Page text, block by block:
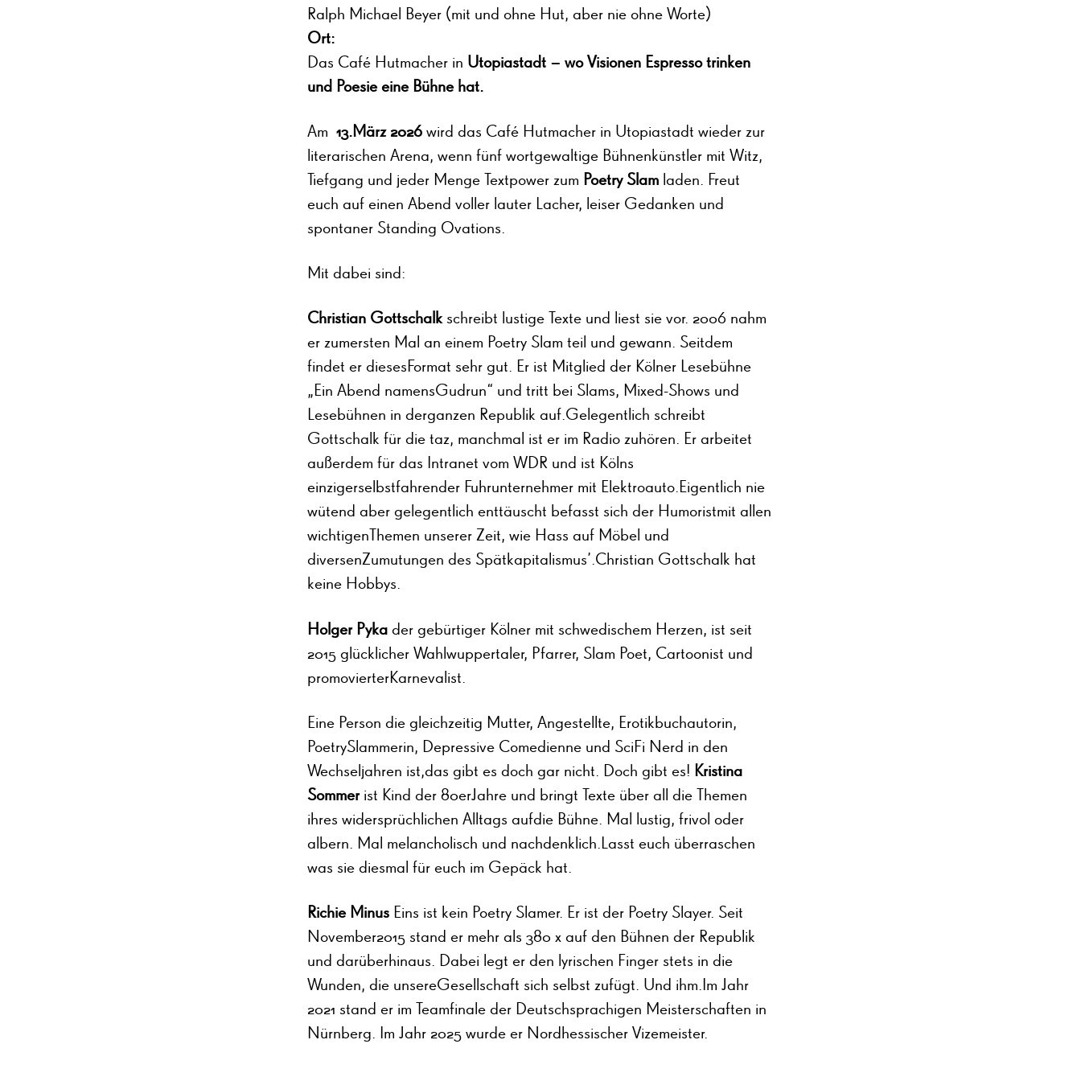
Ralph Michael Beyer (mit und ohne Hut, aber nie ohne Worte)
Ort:
Das Café Hutmacher in Utopiastadt – wo Visionen Espresso trinken
und Poesie eine Bühne hat.
Am 13.März 2026 wird das Café Hutmacher in Utopiastadt wieder zur
literarischen Arena, wenn fünf wortgewaltige Bühnenkünstler mit Witz,
Tiefgang und jeder Menge Textpower zum Poetry Slam laden. Freut
euch auf einen Abend voller lauter Lacher, leiser Gedanken und
spontaner Standing Ovations.
Mit dabei sind:
Christian Gottschalkschreibt lustige Texte und liest sie vor. 2006 nahm
er zumersten Mal an einem Poetry Slam teil und gewann. Seitdem
findet er diesesFormat sehr gut. Er ist Mitglied der Kölner Lesebühne
„Ein Abend namensGudrun“ und tritt bei Slams, Mixed-Shows und
Lesebühnen in derganzen Republik auf.Gelegentlich schreibt
Gottschalk für die taz, manchmal ist er im Radio zuhören. Er arbeitet
außerdem für das Intranet vom WDR und ist Kölns
einzigerselbstfahrender Fuhrunternehmer mit Elektroauto.Eigentlich nie
wütend aber gelegentlich enttäuscht befasst sich der Humoristmit allen
wichtigenThemen unserer Zeit, wie Hass auf Möbel und
diversenZumutungen des Spätkapitalismus’.Christian Gottschalk hat
keine Hobbys.
Holger Pyka der gebürtiger Kölner mit schwedischem Herzen, ist seit
2015 glücklicher Wahlwuppertaler, Pfarrer, Slam Poet, Cartoonist und
promovierterKarnevalist.
Eine Person die gleichzeitig Mutter, Angestellte, Erotikbuchautorin,
PoetrySlammerin, Depressive Comedienne und SciFi Nerd in den
Wechseljahren ist,das gibt es doch gar nicht. Doch gibt es! Kristina
Sommer ist Kind der 80erJahre und bringt Texte über all die Themen
ihres widersprüchlichen Alltags aufdie Bühne. Mal lustig, frivol oder
albern. Mal melancholisch und nachdenklich.Lasst euch überraschen
was sie diesmal für euch im Gepäck hat.
Richie Minus Eins ist kein Poetry Slamer. Er ist der Poetry Slayer. Seit
November2015 stand er mehr als 380 x auf den Bühnen der Republik
und darüberhinaus. Dabei legt er den lyrischen Finger stets in die
Wunden, die unsereGesellschaft sich selbst zufügt. Und ihm.Im Jahr
2021 stand er im Teamfinale der Deutschsprachigen Meisterschaften in
Nürnberg. Im Jahr 2025 wurde er Nordhessischer Vizemeister.